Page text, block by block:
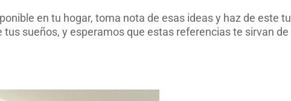
en tu hogar, toma nota de esas ideas y haz de este tu
sueños, y esperamos que estas referencias te sirvan de